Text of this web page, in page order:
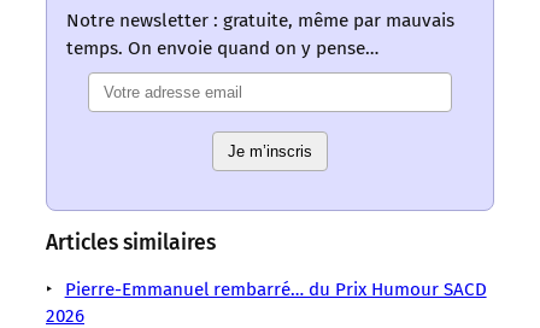
–
Les
mots
ont
LMOUS
–
Inter
–
Les
mots
ont
–
Henri
–
Les
mots
ont
un
sens
LMOUS
–
Demorand
–
Les
mots
sens
LMOUS
par
–
Les
mots
sens
LMOUS
conseiller
–
Les
mots
LMOUS
lâché
–
mots
LMOUS
En
Notre newsletter : gratuite, même par mauvais
temps. On envoie quand on y pense…
Je m’inscris
Articles similaires
Pierre-Emmanuel rembarré… du Prix Humour SACD
2026